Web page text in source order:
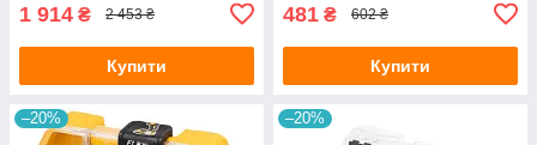
1 914 ₴ 2 453 ₴
Купити
481 ₴ 602 ₴
Купити
–20% –20%